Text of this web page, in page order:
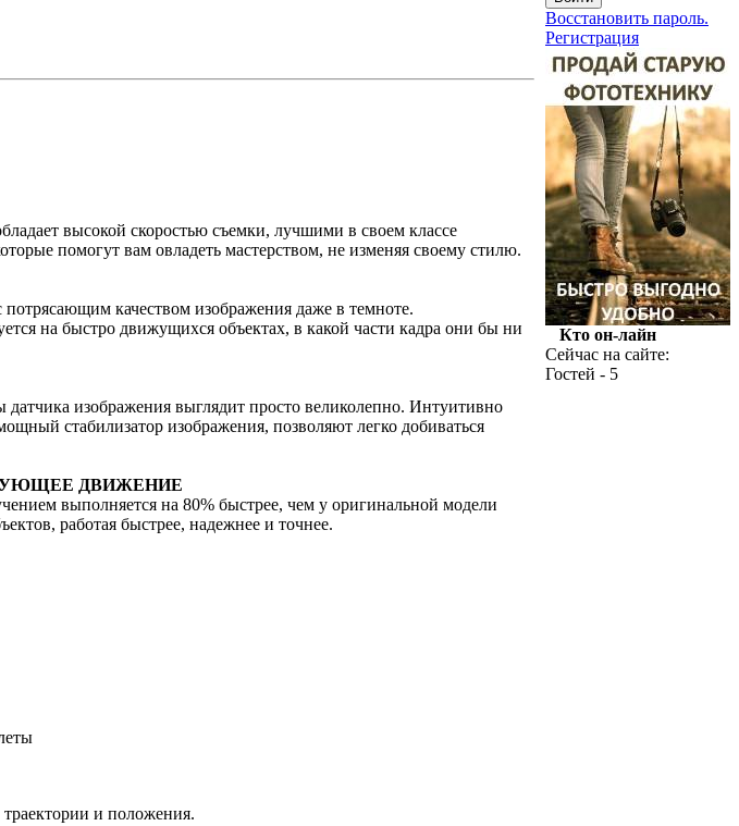
высокой скоростью съемки, лучшими в своем классе
помогут вам овладеть мастерством, не изменяя своему стилю.
качеством изображения даже в темноте.
на быстро движущихся объектах, в какой части кадра они бы ни
изображения выглядит просто великолепно. Интуитивно
стабилизатор изображения, позволяют легко добиваться
ДВИЖЕНИЕ
выполняется на 80% быстрее, чем у оригинальной модели
работая быстрее, надежнее и точнее.
и положения.
Восстановить пароль.
Регистрация
Кто он-лайн
Сейчас на сайте:
Гостей - 5